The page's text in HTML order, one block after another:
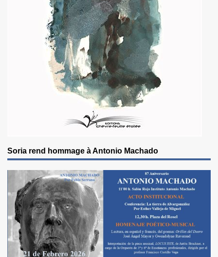
Soria rend hommage à Antonio Machado